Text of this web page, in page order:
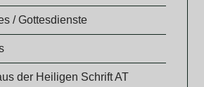
/ Gottesdienste
der Heiligen Schrift AT